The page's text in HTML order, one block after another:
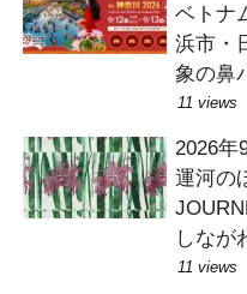
ベトナ
浜市・
象の鼻
11 views
2026年
運河の
しなが
11 views